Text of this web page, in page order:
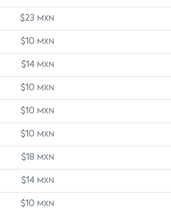
$23 MXN
$10 MXN
$14 MXN
$10 MXN
$10 MXN
$10 MXN
$18 MXN
$14 MXN
$10 MXN